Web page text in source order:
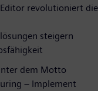
revolutioniert die
steigern
dem Motto
– Implement